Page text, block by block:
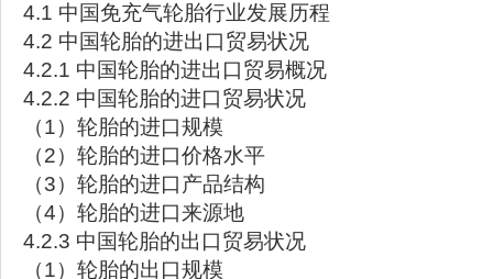
4.1 中国免充气轮胎行业发展历程
4.2 中国轮胎的进出口贸易状况
4.2.1 中国轮胎的进出口贸易概况
4.2.2 中国轮胎的进口贸易状况
（1）轮胎的进口规模
（2）轮胎的进口价格水平
（3）轮胎的进口产品结构
（4）轮胎的进口来源地
4.2.3 中国轮胎的出口贸易状况
（1）轮胎的出口规模